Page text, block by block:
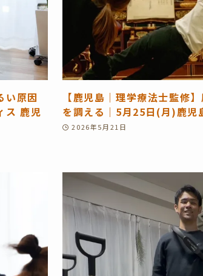
い原因
ス 鹿児
【鹿児島｜理学療法士監修
を調える｜5月25日(月)鹿児
2026年5月21日